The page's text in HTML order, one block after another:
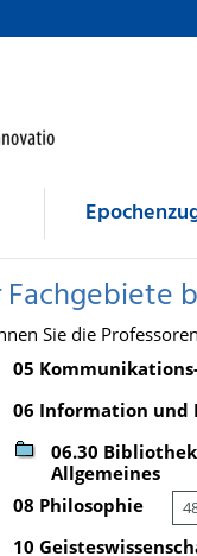
Fachgebiete
Sie die
05
06 Information und
06.30
Allgemeines
08 Philosophie
10